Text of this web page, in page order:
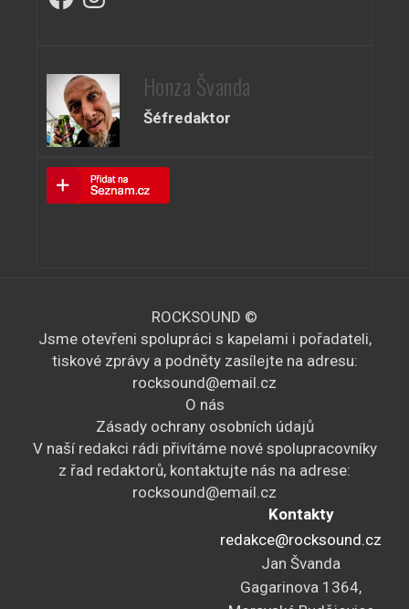
Honza Švanda
Šéfredaktor
ROCKSOUND ©
Jsme otevřeni spolupráci s kapelami i pořadateli,
tiskové zprávy a podněty zasílejte na adresu:
rocksound@email.cz
O nás
Zásady ochrany osobních údajů
V naší redakci rádi přivítáme nové spolupracovníky
z řad redaktorů, kontaktujte nás na adrese:
rocksound@email.cz
Kontakty
redakce@rocksound.cz
Jan Švanda
Gagarinova 1364,